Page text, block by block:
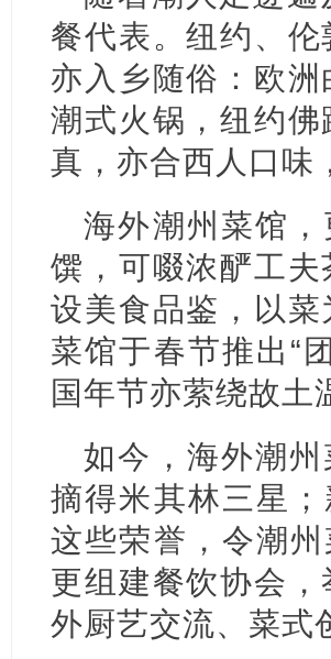
餐代表。纽约、
亦入乡随俗：欧
潮式火锅，纽约
真，亦合西人口味
海外潮州菜馆
馔，可啜浓酽工
设美食品鉴，以
菜馆于春节推出“
国年节亦萦绕故土
如今，海外潮
摘得米其林三星
这些荣誉，令潮
更组建餐饮协会
外厨艺交流、菜式